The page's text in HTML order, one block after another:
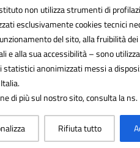
non utilizza strumenti di
esclusivamente cookies tecnici
del sito, alla fruibilità
e alla sua accessibilità – sono
anonimizzati messi a
di più sul nostro sito, consulta la ns.
Rifiuta tutto